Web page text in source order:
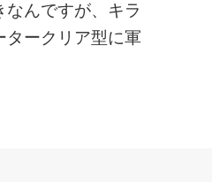
なんですが、キラ
タークリア型に軍